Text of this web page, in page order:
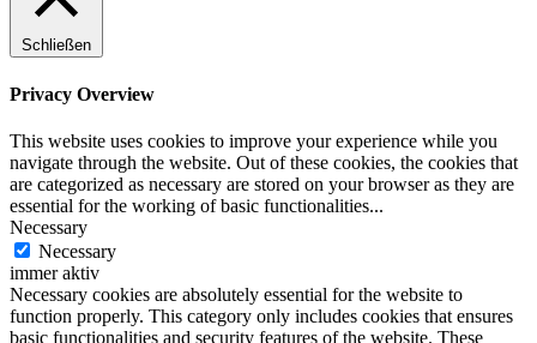
Schließen
Privacy Overview
This website uses cookies to improve your experience while you
navigate through the website. Out of these cookies, the cookies that
are categorized as necessary are stored on your browser as they are
essential for the working of basic functionalities...
Necessary
Necessary
immer aktiv
Necessary cookies are absolutely essential for the website to
function properly. This category only includes cookies that ensures
basic functionalities and security features of the website. These